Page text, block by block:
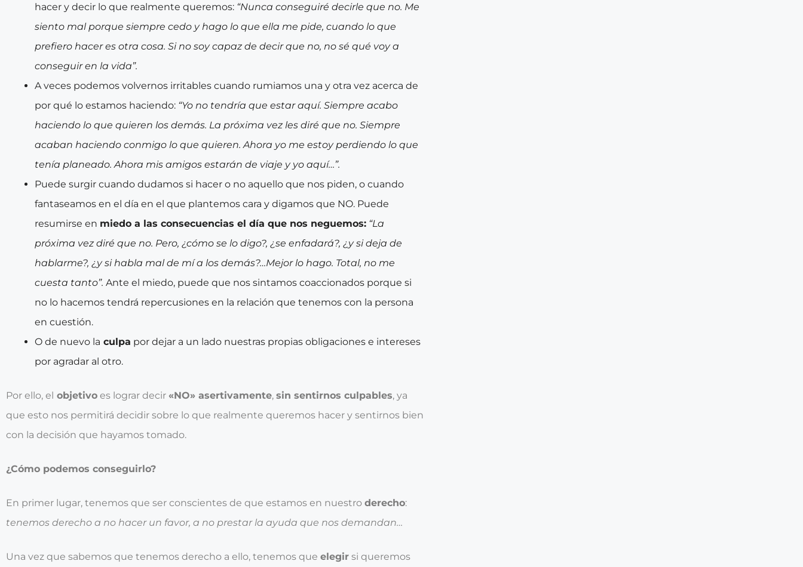
hacer y decir lo que realmente queremos: “Nunca conseguiré decirle que no. Me
siento mal porque siempre cedo y hago lo que ella me pide, cuando lo que
prefiero hacer es otra cosa. Si no soy capaz de decir que no, no sé qué voy a
conseguir en la vida”.
A veces podemos volvernos irritables cuando rumiamos una y otra vez acerca de
por qué lo estamos haciendo: “Yo no tendría que estar aquí. Siempre acabo
haciendo lo que quieren los demás. La próxima vez les diré que no. Siempre
acaban haciendo conmigo lo que quieren. Ahora yo me estoy perdiendo lo que
tenía planeado. Ahora mis amigos estarán de viaje y yo aquí…”.
Puede surgir cuando dudamos si hacer o no aquello que nos piden, o cuando
fantaseamos en el día en el que plantemos cara y digamos que NO. Puede
resumirse en miedo a las consecuencias el día que nos neguemos: “La
próxima vez diré que no. Pero, ¿cómo se lo digo?, ¿se enfadará?, ¿y si deja de
hablarme?, ¿y si habla mal de mí a los demás?…Mejor lo hago. Total, no me
cuesta tanto”. Ante el miedo, puede que nos sintamos coaccionados porque si
no lo hacemos tendrá repercusiones en la relación que tenemos con la persona
en cuestión.
O de nuevo la culpa por dejar a un lado nuestras propias obligaciones e intereses
por agradar al otro.
Por ello, el objetivo es lograr decir «NO» asertivamente, sin sentirnos culpables, ya
que esto nos permitirá decidir sobre lo que realmente queremos hacer y sentirnos bien
con la decisión que hayamos tomado.
¿Cómo podemos conseguirlo?
En primer lugar, tenemos que ser conscientes de que estamos en nuestro derecho:
tenemos derecho a no hacer un favor, a no prestar la ayuda que nos demandan…
Una vez que sabemos que tenemos derecho a ello, tenemos que elegir si queremos